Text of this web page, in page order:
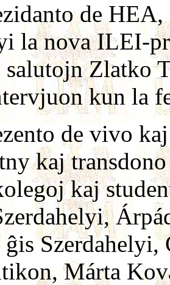
de
la nova ILEI-
salutojn Zlatko
kun la
de vivo
kaj
kaj
ĝis
Márta